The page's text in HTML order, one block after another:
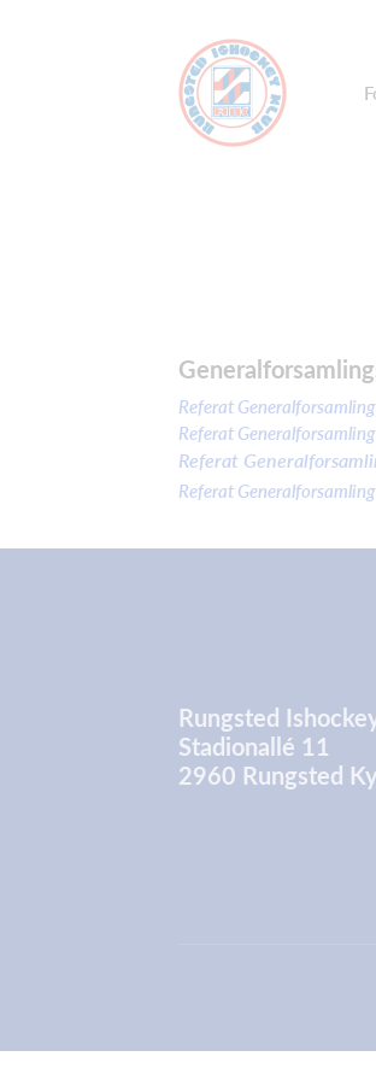
Referat
Referat
Referat
Referat
Rungsted
Stadionallé 11
2960 Rungsted